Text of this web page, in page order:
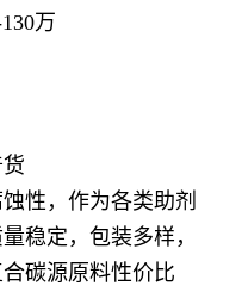
万
性，作为各类助剂
稳定，包装多样，
碳源原料性价比